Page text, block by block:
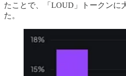
たことで、「LOUD」トークンに
た。